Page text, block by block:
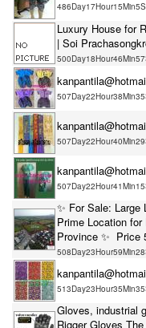
Luxury House for
| Soi
✨ For Sale: Large
Prime Location
Province ✨ Price
Gloves, industrial
Rigger Gloves